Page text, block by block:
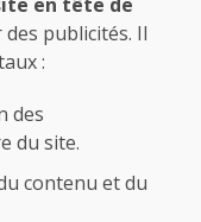
publicités. Il
:
des
du site.
contenu et du